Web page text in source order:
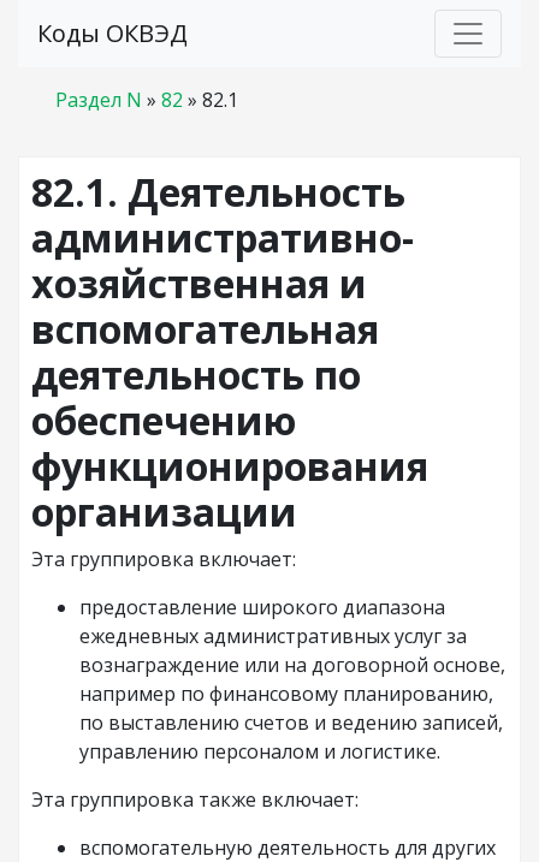
Коды ОКВЭД
Раздел N » 82 » 82.1
82.1. Деятельность
административно-
хозяйственная и
вспомогательная
деятельность по
обеспечению
функционирования
организации
Эта группировка включает:
предоставление широкого диапазона
ежедневных административных услуг за
вознаграждение или на договорной основе,
например по финансовому планированию,
по выставлению счетов и ведению записей,
управлению персоналом и логистике.
Эта группировка также включает:
вспомогательную деятельность для других